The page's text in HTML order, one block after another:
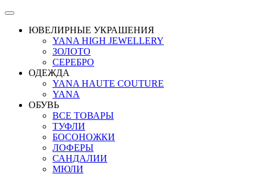
ЮВЕЛИРНЫЕ УКРАШЕНИЯ
YANA HIGH JEWELLERY
ЗОЛОТО
СЕРЕБРО
ОДЕЖДА
YANA HAUTE COUTURE
YANA
ОБУВЬ
ВСЕ ТОВАРЫ
ТУФЛИ
БОСОНОЖКИ
ЛОФЕРЫ
САНДАЛИИ
МЮЛИ